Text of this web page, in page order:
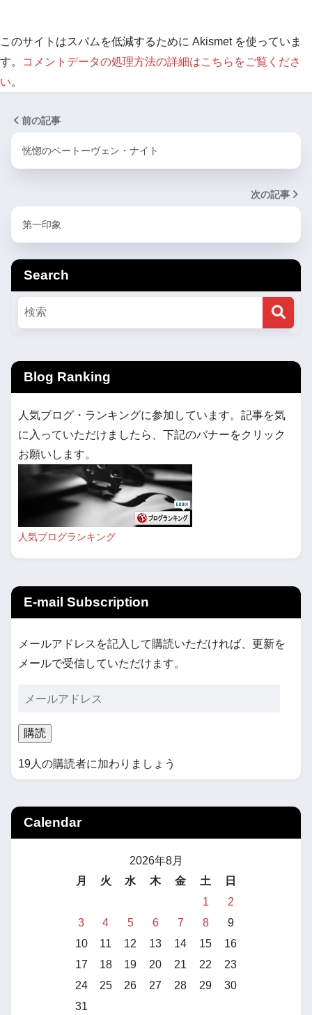
このサイトはスパムを低減するために Akismet を使っていま
す。
コメントデータの処理方法の詳細はこちらをご覧くださ
い。
前の記事
恍惚のベートーヴェン・ナイト
次の記事
第一印象
Search
Blog Ranking
人気ブログ・ランキングに参加しています。記事を気
に入っていただけましたら、下記のバナーをクリック
お願いします。
人気ブログランキング
E-mail Subscription
メールアドレスを記入して購読いただければ、更新を
メールで受信していただけます。
購読
19人の購読者に加わりましょう
Calendar
2026年8月
月
火 水 木 金 土
日
1
2
3
4 5 6 7 8
9
10
11 12 13 14 15
16
17
18 19 20 21 22
23
24
25 26 27 28 29
30
31